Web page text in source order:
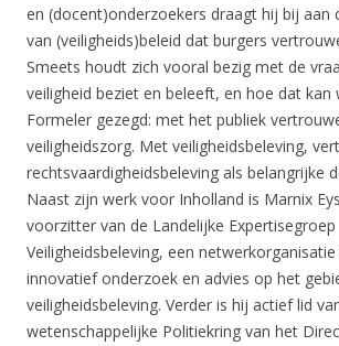
en (docent)onderzoekers draagt hij bij aan
van (veiligheids)beleid dat burgers
Smeets houdt zich vooral bezig met de
veiligheid beziet en beleeft, en hoe dat kan
Formeler gezegd: met het publiek
veiligheidszorg. Met veiligheidsbeleving,
rechtsvaardigheidsbeleving als belangrijke
Naast zijn werk voor Inholland is Marnix
voorzitter van de Landelijke Expertisegroep
Veiligheidsbeleving, een
innovatief onderzoek en advies op het
veiligheidsbeleving. Verder is hij actief lid
wetenschappelijke Politiekring van het